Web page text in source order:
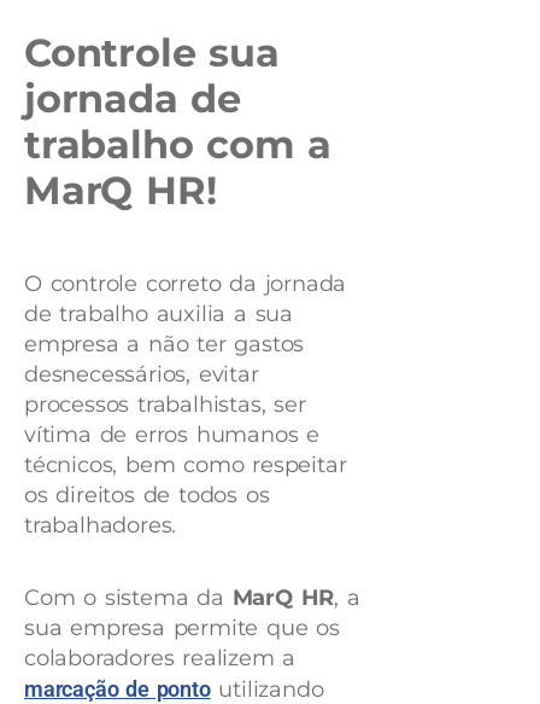
Controle sua
jornada de
trabalho com a
MarQ HR!
O controle correto da jornada
de trabalho auxilia a sua
empresa a não ter gastos
desnecessários, evitar
processos trabalhistas, ser
vítima de erros humanos e
técnicos, bem como respeitar
os direitos de todos os
trabalhadores.
Com o sistema da MarQ HR, a
sua empresa permite que os
colaboradores realizem a
marcação de pontoutilizando